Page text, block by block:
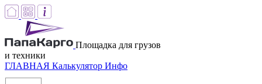
Площадка для грузов
и техники
ГЛАВНАЯ Калькулятор Инфо